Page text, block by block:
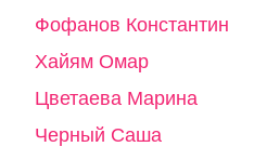
Фофанов Константин
Хайям Омар
Цветаева Марина
Черный Саша